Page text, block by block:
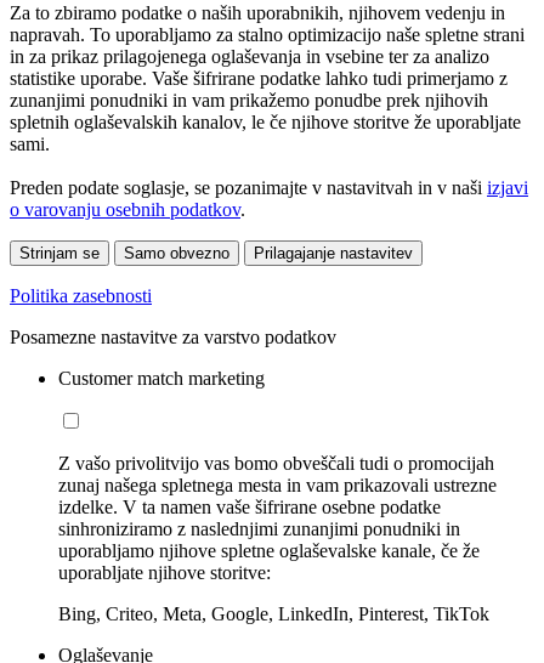
Za to zbiramo podatke o naših uporabnikih, njihovem vedenju in
napravah. To uporabljamo za stalno optimizacijo naše spletne strani
in za prikaz prilagojenega oglaševanja in vsebine ter za analizo
statistike uporabe. Vaše šifrirane podatke lahko tudi primerjamo z
zunanjimi ponudniki in vam prikažemo ponudbe prek njihovih
spletnih oglaševalskih kanalov, le če njihove storitve že uporabljate
sami.
Preden podate soglasje, se pozanimajte v nastavitvah in v naši izjavi
o varovanju osebnih podatkov.
Strinjam se Samo obvezno Prilagajanje nastavitev
Politika zasebnosti
Posamezne nastavitve za varstvo podatkov
Customer match marketing
Z vašo privolitvijo vas bomo obveščali tudi o promocijah
zunaj našega spletnega mesta in vam prikazovali ustrezne
izdelke. V ta namen vaše šifrirane osebne podatke
sinhroniziramo z naslednjimi zunanjimi ponudniki in
uporabljamo njihove spletne oglaševalske kanale, če že
uporabljate njihove storitve:
Bing, Criteo, Meta, Google, LinkedIn, Pinterest, TikTok
Oglaševanje